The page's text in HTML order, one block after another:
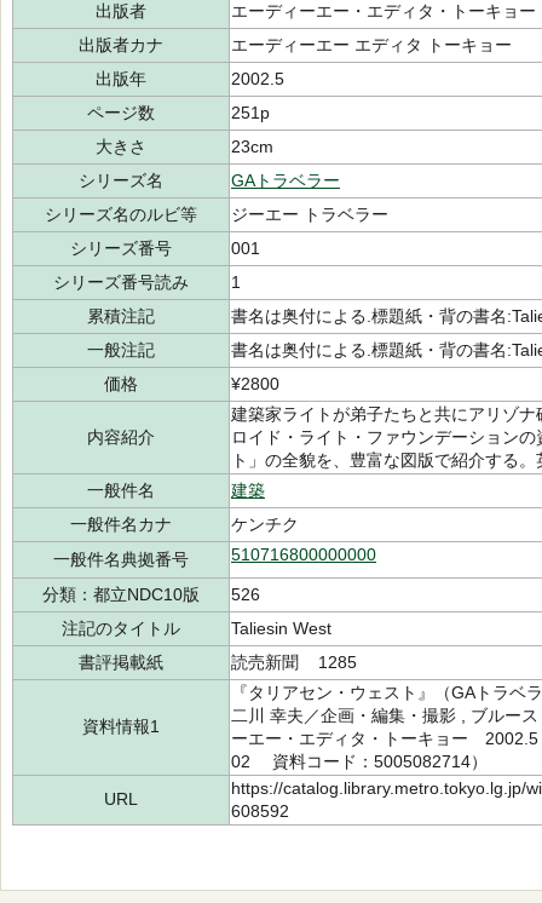
出版者
エーディーエー・エディタ・トーキョー
出版者カナ
エーディーエー エディタ トーキョー
出版年
2002.5
ページ数
251p
大きさ
23cm
シリーズ名
GAトラベラー
シリーズ名のルビ等
ジーエー トラベラー
シリーズ番号
001
シリーズ番号読み
1
累積注記
書名は奥付による.標題紙・背の書名
一般注記
書名は奥付による.標題紙・背の書名
価格
¥2800
内容紹介
建築家ライトが弟子たちと共にアリゾ
ロイド・ライト・ファウンデーション
ト」の全貌を、豊富な図版で紹介する
一般件名
建築
一般件名カナ
ケンチク
一般件名典拠番号
510716800000000
分類：都立NDC10版
526
注記のタイトル
Taliesin West
書評掲載紙
読売新聞 1285
資料情報1
『タリアセン・ウェスト』（GAトラ
二川 幸夫／企画・編集・撮影 , ブルー
ーエー・エディタ・トーキョー
02 資料コード：5005082714）
URL
https://catalog.library.metro.tokyo.lg.jp/
608592